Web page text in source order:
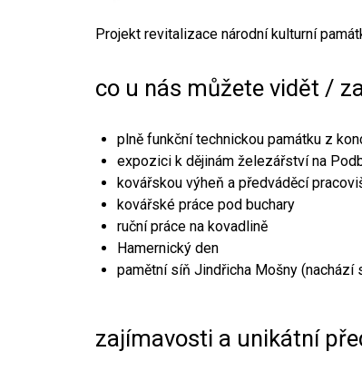
Projekt revitalizace národní kulturní
co u nás můžete vidět /
plně funkční technickou památku z
expozici k dějinám železářství na
kovářskou výheň a předváděcí
kovářské práce pod buchary
ruční práce na kovadlině
Hamernický den
pamětní síň Jindřicha Mošny (nachází
zajímavosti a unikátní